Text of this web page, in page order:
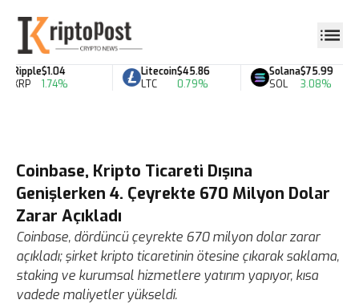
Ripple
XRP
$1.04
1.74%
Litecoin
LTC
$45.86
0.79%
Solana
SOL
$75.99
3.08%
Coinbase, Kripto Ticareti Dışına
Genişlerken 4. Çeyrekte 670 Milyon Dolar
Zarar Açıkladı
Coinbase, dördüncü çeyrekte 670 milyon dolar zarar
açıkladı; şirket kripto ticaretinin ötesine çıkarak saklama,
staking ve kurumsal hizmetlere yatırım yapıyor, kısa
vadede maliyetler yükseldi.